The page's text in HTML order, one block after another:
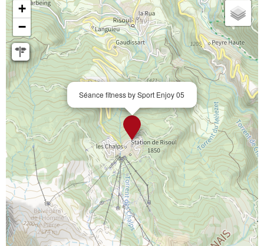
Séance fitness by Sport Enjoy 05
+
−